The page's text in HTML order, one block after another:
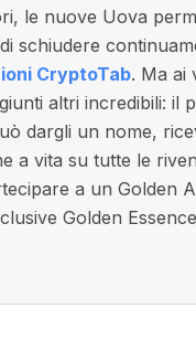
le nuove Uova
schiudere
CryptoTab. Ma ai
altri incredibili: il
dargli un nome,
a vita su tutte le
a un Golden
Golden